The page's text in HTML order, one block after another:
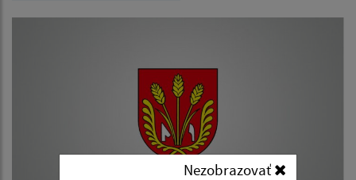
Nezobrazovať